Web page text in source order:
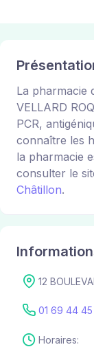
La pharmacie
VELLARD
PCR,
connaître les
la pharmacie
consulter le
Châtillon.
12
01 69 44
Horaires: